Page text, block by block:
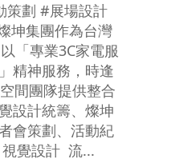
策劃 #展場設計
坤集團作為台灣
「專業3C家電服
精神服務，時逢
間團隊提供整合
設計統籌、燦坤
會策劃、活動紀
覺設計 流...